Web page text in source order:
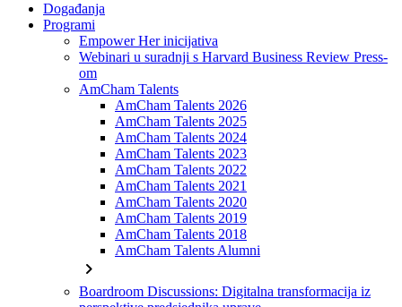
Događanja
Programi
Empower Her inicijativa
Webinari u suradnji s Harvard Business Review Press-
om
AmCham Talents
AmCham Talents 2026
AmCham Talents 2025
AmCham Talents 2024
AmCham Talents 2023
AmCham Talents 2022
AmCham Talents 2021
AmCham Talents 2020
AmCham Talents 2019
AmCham Talents 2018
AmCham Talents Alumni
chevron_right
Boardroom Discussions: Digitalna transformacija iz